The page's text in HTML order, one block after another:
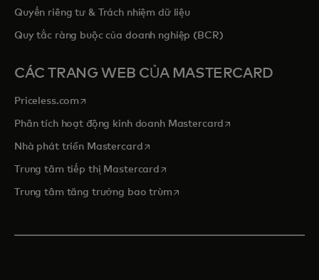
Quyền riêng tư & Trách nhiệm dữ liệu
Quy tắc ràng buộc của doanh nghiệp (BCR)
CÁC TRANG WEB CỦA MASTERCARD
Priceless.com opens in a new tab
Phân tích hoạt động kinh doanh Mastercard opens in a new tab
Nhà phát triển Mastercardopens in a new tab
Trung tâm tiếp thị Mastercardopens in a new tab
Trung tâm tăng trưởng bao trùmopens in a new tab